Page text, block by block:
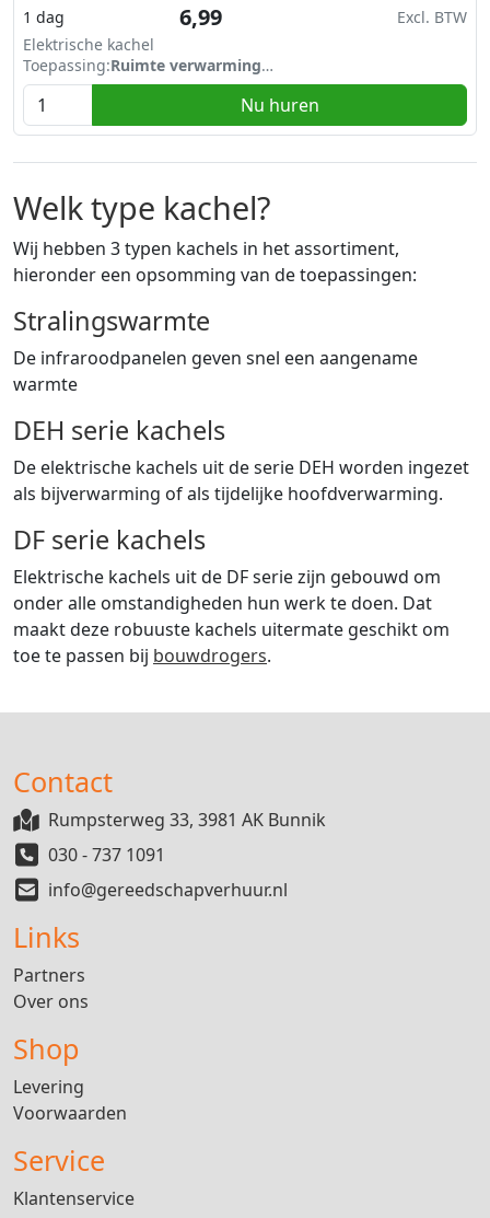
1 dag 6,99 Excl. BTW
Elektrische kachel
Toepassing:Ruimte verwarming
Vermogen stand 1:1,5 kW
Vermogen stand 2:
Met thermostaat
Nu huren
Welk type kachel?
Wij hebben 3 typen kachels in het assortiment,
hieronder een opsomming van de toepassingen:
Stralingswarmte
De infraroodpanelen geven snel een aangename
warmte
DEH serie kachels
De elektrische kachels uit de serie DEH worden ingezet
als bijverwarming of als tijdelijke hoofdverwarming.
DF serie kachels
Elektrische kachels uit de DF serie zijn gebouwd om
onder alle omstandigheden hun werk te doen. Dat
maakt deze robuuste kachels uitermate geschikt om
toe te passen bij bouwdrogers.
Contact
Rumpsterweg 33, 3981 AK Bunnik
030 - 737 1091
info@gereedschapverhuur.nl
Links
Partners
Over ons
Shop
Levering
Voorwaarden
Service
Klantenservice